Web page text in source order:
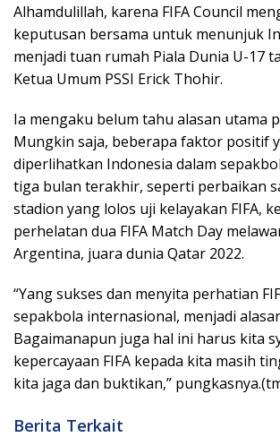
Alhamdulillah, karena FIFA Council
keputusan bersama untuk menunjuk
menjadi tuan rumah Piala Dunia U-17
Ketua Umum PSSI Erick Thohir.
Ia mengaku belum tahu alasan utama
Mungkin saja, beberapa faktor positif
diperlihatkan Indonesia dalam
tiga bulan terakhir, seperti perbaikan
stadion yang lolos uji kelayakan FIFA,
perhelatan dua FIFA Match Day
Argentina, juara dunia Qatar 2022.
“Yang sukses dan menyita perhatian
sepakbola internasional, menjadi
Bagaimanapun juga hal ini harus kita
kepercayaan FIFA kepada kita masih
kita jaga dan buktikan,”
Berita Terkait